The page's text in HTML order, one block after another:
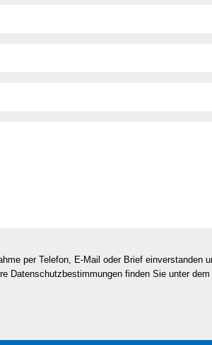
per Telefon, E-Mail oder Brief einverstanden
Datenschutzbestimmungen finden Sie unter